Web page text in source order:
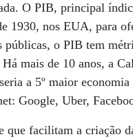
O PIB, principal
1930, nos EUA, para
públicas, o PIB tem
mais de 10 anos, a
a 5º maior
Google, Uber,
que facilitam a criação